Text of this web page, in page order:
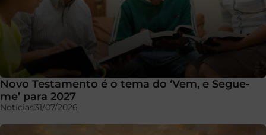
Novo Testamento é o tema do ‘Vem, e Segue-
me’ para 2027
Notícias31/07/2026